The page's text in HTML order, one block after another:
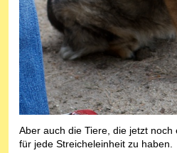
Aber auch die Tiere, die jetzt
für jede Streicheleinheit zu haben.